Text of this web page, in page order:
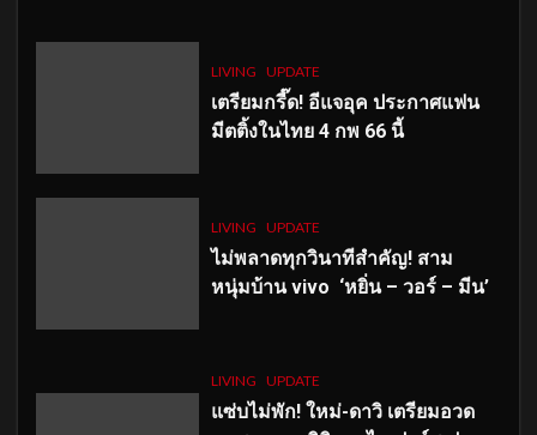
LIVING UPDATE
เตรียมกรี๊ด! อีแจอุค ประกาศแฟน
มีตติ้งในไทย 4 กพ 66 นี้
LIVING UPDATE
ไม่พลาดทุกวินาทีสำคัญ! สาม
หนุ่มบ้าน vivo ‘หยิ่น – วอร์ – มีน’
LIVING UPDATE
แซ่บไม่พัก! ใหม่-ดาวิ เตรียมอวด